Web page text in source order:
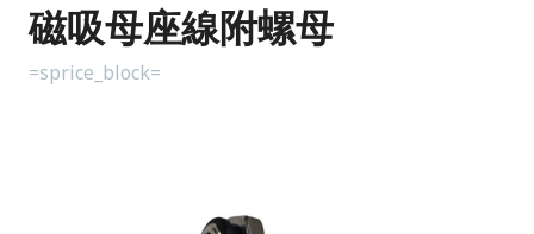
磁吸母座線附螺母
=sprice_block=